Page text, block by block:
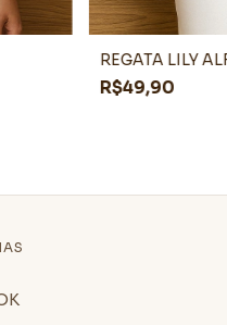
REGATA LILY
R$49,90